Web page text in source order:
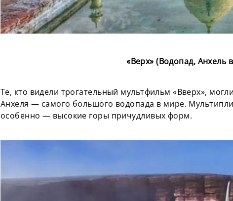
«Верх» (Водопад, Анхель
Те, кто видели трогательный мультфильм «Вверх»,
Анхеля — самого большого водопада в мире.
особенно — высокие горы причудливых форм.